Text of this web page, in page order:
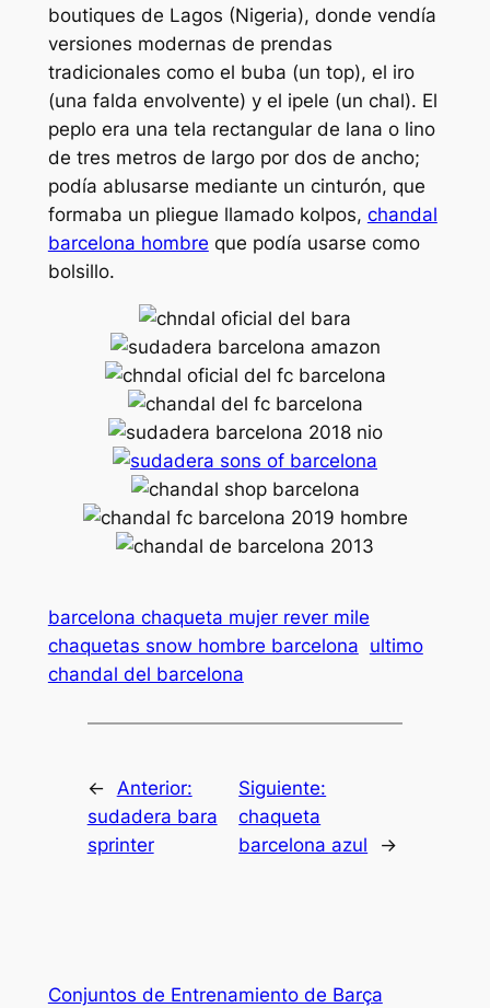
boutiques de Lagos (Nigeria), donde vendía
versiones modernas de prendas
tradicionales como el buba (un top), el iro
(una falda envolvente) y el ipele (un chal). El
peplo era una tela rectangular de lana o lino
de tres metros de largo por dos de ancho;
podía ablusarse mediante un cinturón, que
formaba un pliegue llamado kolpos, chandal
barcelona hombre que podía usarse como
bolsillo.
barcelona chaqueta mujer rever mile
chaquetas snow hombre barcelona ultimo
chandal del barcelona
←
Anterior:
sudadera bara
sprinter
Siguiente:
chaqueta
barcelona azul
→
Conjuntos de Entrenamiento de Barça